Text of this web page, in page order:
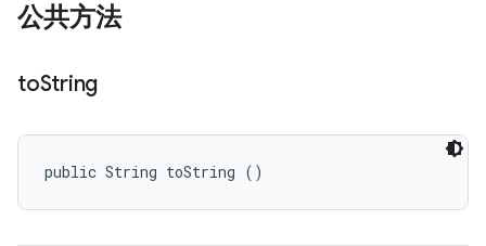
公共方法
toString
public String toString ()